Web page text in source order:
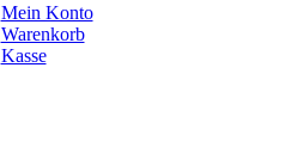
Mein Konto
Warenkorb
Kasse